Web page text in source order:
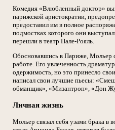
Комедия «Влюбленный доктор»
парижской аристократии,
предоставил им в полное
подмостках которого они
перешли в театр Пале-Рояль.
Обосновавшись в Париже, Мольер
работе. Его увлеченность
одержимость, но это принесло
написал свои лучшие пьесы:
обманщик», «Мизантроп», «Дон
Личная жизнь
Мольер связал себя узами брака в